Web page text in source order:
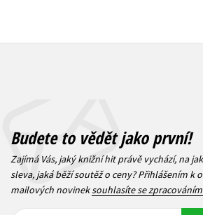
Budete to vědět jako první!
Zajímá Vás, jaký knižní hit právě vychází, na
sleva, jaká běží soutěž o ceny? Přihlášením k
mailových novineksouhlasíte se